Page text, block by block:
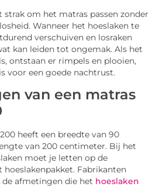
strak om het matras passen zonder
Wanneer het hoeslaken te
verschuiven en losraken
kan leiden tot ongemak. Als het
ontstaan er rimpels en plooien,
voor een goede nachtrust.
van een matras
heeft een breedte van 90
van 200 centimeter. Bij het
moet je letten op de
hoeslakenpakket. Fabrikanten
afmetingen die het hoeslaken